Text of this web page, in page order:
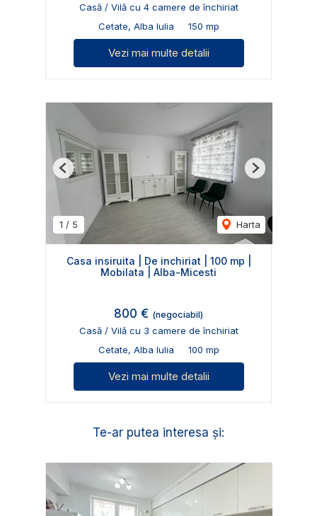
Casă / Vilă cu 4 camere de închiriat
Cetate, Alba Iulia
150 mp
Vezi mai multe detalii
1 / 5 Harta
Previous Next
Casa insiruita | De inchiriat | 100 mp |
Mobilata | Alba-Micesti
800 € (negociabil)
Casă / Vilă cu 3 camere de închiriat
Cetate, Alba Iulia
100 mp
Vezi mai multe detalii
Te-ar putea interesa și: